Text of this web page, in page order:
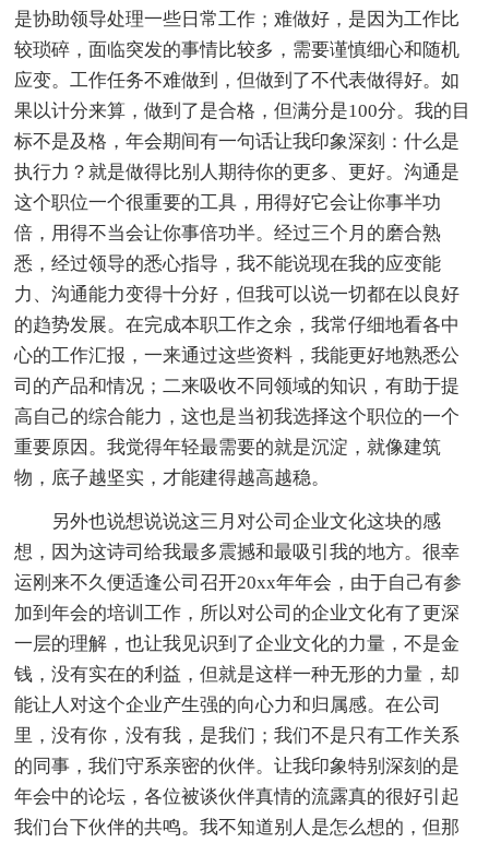
是协助领导处理一些日常工作；难做好，是因为工作比
较琐碎，面临突发的事情比较多，需要谨慎细心和随机
应变。工作任务不难做到，但做到了不代表做得好。如
果以计分来算，做到了是合格，但满分是100分。我的目
标不是及格，年会期间有一句话让我印象深刻：什么是
执行力？就是做得比别人期待你的更多、更好。沟通是
这个职位一个很重要的工具，用得好它会让你事半功
倍，用得不当会让你事倍功半。经过三个月的磨合熟
悉，经过领导的悉心指导，我不能说现在我的应变能
力、沟通能力变得十分好，但我可以说一切都在以良好
的趋势发展。在完成本职工作之余，我常仔细地看各中
心的工作汇报，一来通过这些资料，我能更好地熟悉公
司的产品和情况；二来吸收不同领域的知识，有助于提
高自己的综合能力，这也是当初我选择这个职位的一个
重要原因。我觉得年轻最需要的就是沉淀，就像建筑
物，底子越坚实，才能建得越高越稳。
另外也说想说说这三月对公司企业文化这块的感
想，因为这诗司给我最多震撼和最吸引我的地方。很幸
运刚来不久便适逢公司召开20xx年年会，由于自己有参
加到年会的培训工作，所以对公司的企业文化有了更深
一层的理解，也让我见识到了企业文化的力量，不是金
钱，没有实在的利益，但就是这样一种无形的力量，却
能让人对这个企业产生强的向心力和归属感。在公司
里，没有你，没有我，是我们；我们不是只有工作关系
的同事，我们守系亲密的伙伴。让我印象特别深刻的是
年会中的论坛，各位被谈伙伴真情的流露真的很好引起
我们台下伙伴的共鸣。我不知道别人是怎么想的，但那